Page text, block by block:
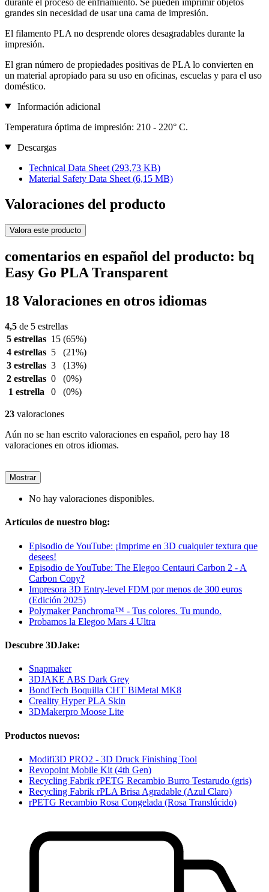
grandes sin necesidad de usar una cama de impresión.
El filamento PLA no desprende olores desagradables durante la
impresión.
El gran número de propiedades positivas de PLA lo convierten en
un material apropiado para su uso en oficinas, escuelas y para el uso
doméstico.
Información adicional
Temperatura óptima de impresión: 210 - 220° C.
Descargas
Technical Data Sheet (293,73 KB)
Material Safety Data Sheet (6,15 MB)
Valoraciones del producto
Valora este producto
comentarios en español del producto: bq
Easy Go PLA Transparent
18 Valoraciones en otros idiomas
4,5 de 5 estrellas
5 estrellas 15 (65%)
4 estrellas 5
(21%)
3 estrellas 3
(13%)
2 estrellas 0
(0%)
1 estrella
0 (0%)
23 valoraciones
Aún no se han escrito valoraciones en español, pero hay 18
valoraciones en otros idiomas.
Mostrar
No hay valoraciones disponibles.
Artículos de nuestro blog:
Episodio de YouTube: ¡Imprime en 3D cualquier textura que
desees!
Episodio de YouTube: The Elegoo Centauri Carbon 2 - A
Carbon Copy?
Impresora 3D Entry-level FDM por menos de 300 euros
(Edición 2025)
Polymaker Panchroma™ - Tus colores. Tu mundo.
Probamos la Elegoo Mars 4 Ultra
Descubre 3DJake:
Snapmaker
3DJAKE ABS Dark Grey
BondTech Boquilla CHT BiMetal MK8
Creality Hyper PLA Skin
3DMakerpro Moose Lite
Productos nuevos:
Modifi3D PRO2 - 3D Druck Finishing Tool
Revopoint Mobile Kit (4th Gen)
Recycling Fabrik rPETG Recambio Burro Testarudo (gris)
Recycling Fabrik rPLA Brisa Agradable (Azul Claro)
rPETG Recambio Rosa Congelada (Rosa Translúcido)